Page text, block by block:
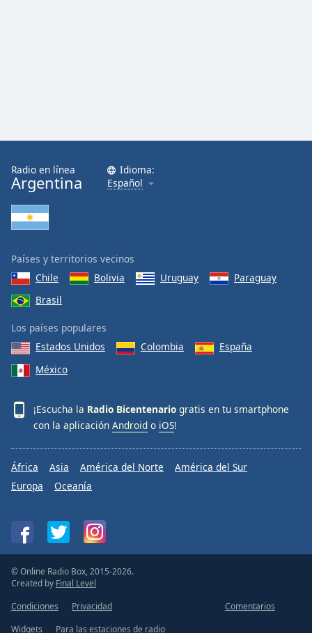
Radio en línea
Argentina
Idioma:
Español
Países y territorios vecinos
Chile
Bolivia Uruguay
Paraguay
Brasil
Los países populares
Estados Unidos
Colombia
España
México
¡Escucha la Radio Bicentenario gratis en tu smartphone
con la aplicación Android o iOS!
África Asia América del Norte
América del Sur
Europa
Oceanía
© Online Radio Box, 2015-2026.
Created by Final Level
Condiciones
Privacidad
Comentarios
Widgets
Para las estaciones de radio